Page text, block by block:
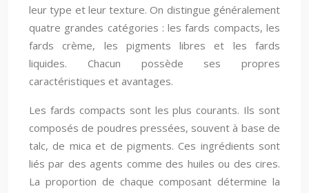
leur type et leur texture. On distingue généralement
quatre grandes catégories : les fards compacts, les
fards crème, les pigments libres et les fards
liquides. Chacun possède ses propres
caractéristiques et avantages.
Les fards compacts sont les plus courants. Ils sont
composés de poudres pressées, souvent à base de
talc, de mica et de pigments. Ces ingrédients sont
liés par des agents comme des huiles ou des cires.
La proportion de chaque composant détermine la